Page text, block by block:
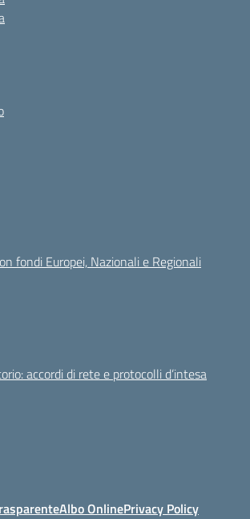
fondi Europei, Nazionali e Regionali
accordi di rete e protocolli d’intesa
Albo OnlinePrivacy Policy